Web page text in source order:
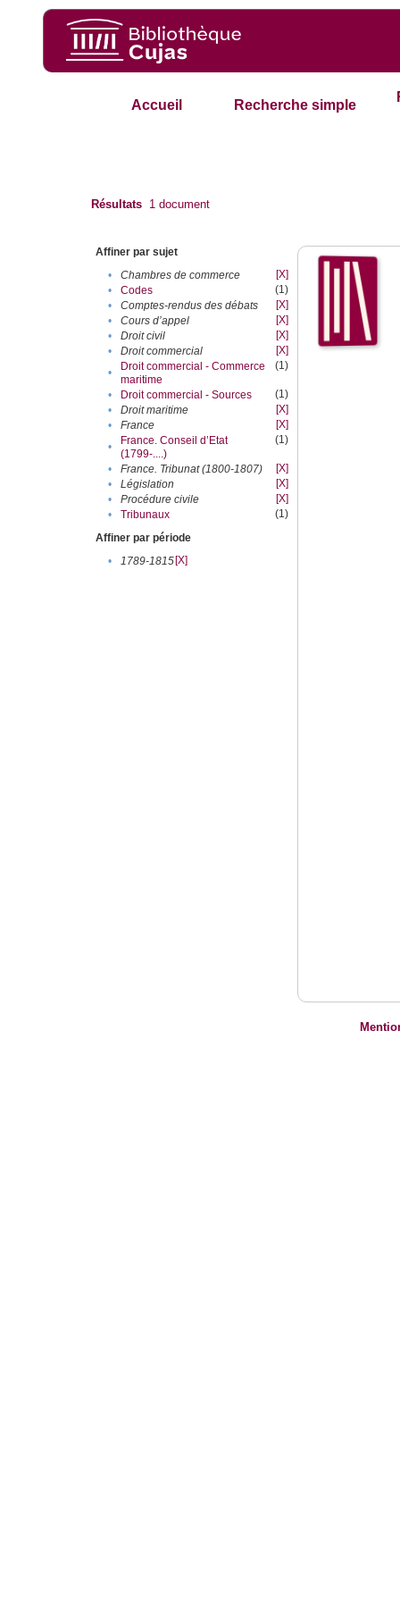
Accueil Recherche simple
Résultats 1 document
Affiner par sujet
•
Chambres de commerce
[X]
•
Codes
(1)
•
Comptes-rendus des débats
[X]
•
Cours d’appel
[X]
•
Droit civil
[X]
•
Droit commercial
[X]
•
Droit commercial - Commerce
maritime
(1)
• Droit commercial - Sources
(1)
•
Droit maritime
[X]
•
France
[X]
•
France. Conseil d’Etat
(1799-....)
(1)
• France. Tribunat (1800-1807)
[X]
•
Législation
[X]
•
Procédure civile
[X]
•
Tribunaux
(1)
Affiner par période
•
1789-1815[X]